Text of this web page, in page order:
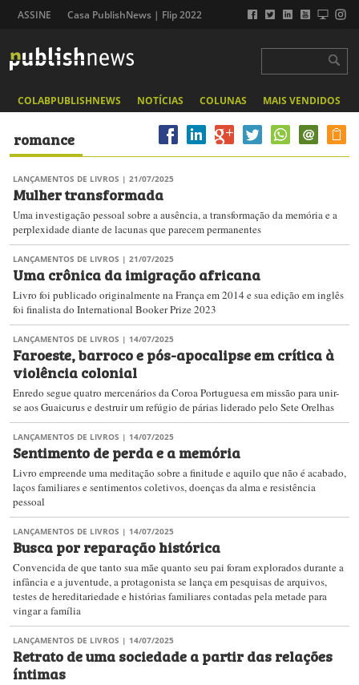
ASSINE Casa PublishNews | Flip 2022
COLABPUBLISHNEWS NOTÍCIAS COLUNAS MAIS VENDIDOS
romance
LANÇAMENTOS DE LIVROS | 21/07/2025
Mulher transformada
Uma investigação pessoal sobre a ausência, a transformação da memória e a
perplexidade diante de lacunas que parecem permanentes
LANÇAMENTOS DE LIVROS | 21/07/2025
Uma crônica da imigração africana
Livro foi publicado originalmente na França em 2014 e sua edição em inglês
foi finalista do International Booker Prize 2023
LANÇAMENTOS DE LIVROS | 14/07/2025
Faroeste, barroco e pós-apocalipse em crítica à
violência colonial
Enredo segue quatro mercenários da Coroa Portuguesa em missão para unir-
se aos Guaicurus e destruir um refúgio de párias liderado pelo Sete Orelhas
LANÇAMENTOS DE LIVROS | 14/07/2025
Sentimento de perda e a memória
Livro empreende uma meditação sobre a finitude e aquilo que não é acabado,
laços familiares e sentimentos coletivos, doenças da alma e resistência
pessoal
LANÇAMENTOS DE LIVROS | 14/07/2025
Busca por reparação histórica
Convencida de que tanto sua mãe quanto seu pai foram explorados durante a
infância e a juventude, a protagonista se lança em pesquisas de arquivos,
testes de hereditariedade e histórias familiares contadas pela metade para
vingar a família
LANÇAMENTOS DE LIVROS | 14/07/2025
Retrato de uma sociedade a partir das relações
íntimas